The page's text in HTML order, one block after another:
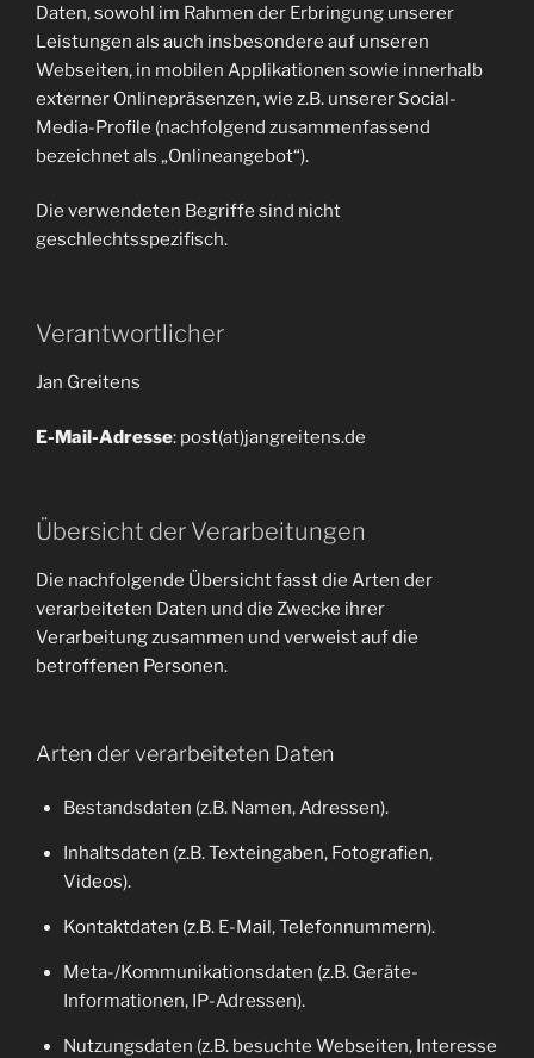
Daten, sowohl im Rahmen der Erbringung unserer
Leistungen als auch insbesondere auf unseren
Webseiten, in mobilen Applikationen sowie innerhalb
externer Onlinepräsenzen, wie z.B. unserer Social-
Media-Profile (nachfolgend zusammenfassend
bezeichnet als „Onlineangebot“).
Die verwendeten Begriffe sind nicht
geschlechtsspezifisch.
Verantwortlicher
Jan Greitens
E-Mail-Adresse: post(at)jangreitens.de
Übersicht der Verarbeitungen
Die nachfolgende Übersicht fasst die Arten der
verarbeiteten Daten und die Zwecke ihrer
Verarbeitung zusammen und verweist auf die
betroffenen Personen.
Arten der verarbeiteten Daten
Bestandsdaten (z.B. Namen, Adressen).
Inhaltsdaten (z.B. Texteingaben, Fotografien,
Videos).
Kontaktdaten (z.B. E-Mail, Telefonnummern).
Meta-/Kommunikationsdaten (z.B. Geräte-
Informationen, IP-Adressen).
Nutzungsdaten (z.B. besuchte Webseiten, Interesse